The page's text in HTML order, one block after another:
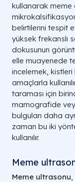
kullanarak meme
belirtilerini tespit
yüksek frekanslı
dokusunun
elle muayenede
incelemek, kistleri
amaçlarla
taraması için
mamografide
bulguları daha
zaman bu iki
kullanılır.
Meme
Meme ultrasonu